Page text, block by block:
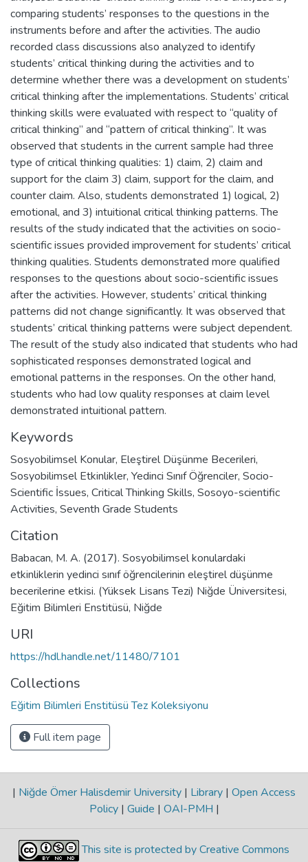
comparing students’ responses to the questions in the
instruments before and after the activities. The audio
recorded class discussions also analyzed to identify
students’ critical thinking during the activities and to
determine whether there was a development on students’
critical thinking after the implementations. Students’ critical
thinking skills were evaluated with respect to “quality of
critical thinking” and “pattern of critical thinking”. It was
observed that students in the current sample had three
type of critical thinking qualities: 1) claim, 2) claim and
support for the claim 3) claim, support for the claim, and
counter claim. Also, students demonstrated 1) logical, 2)
emotional, and 3) intuitional critical thinking patterns. The
results of the study indicated that the activities on socio-
scientific issues provided improvement for students’ critical
thinking qualities. Students demonstrated more qualified
responses to the questions about socio-scientific issues
after the activities. However, students’ critical thinking
patterns did not change significantly. It was observed that
students’ critical thinking patterns were subject dependent.
The result of the study also indicated that students who had
sophisticated responses demonstrated logical and
emotional patterns in the responses. On the other hand,
students who had low quality responses at claim level
demonstrated intuitional pattern.
Keywords
Sosyobilimsel Konular, Eleştirel Düşünme Becerileri,
Sosyobilimsel Etkinlikler, Yedinci Sınıf Öğrenciler, Socio-
Scientific İssues, Critical Thinking Skills, Sosoyo-scientific
Activities, Seventh Grade Students
Citation
Babacan, M. A. (2017). Sosyobilimsel konulardaki
etkinliklerin yedinci sınıf öğrencilerinin eleştirel düşünme
becerilerine etkisi. (Yüksek Lisans Tezi) Niğde Üniversitesi,
Eğitim Bilimleri Enstitüsü, Niğde
URI
https://hdl.handle.net/11480/7101
Collections
Eğitim Bilimleri Enstitüsü Tez Koleksiyonu
Full item page
| Niğde Ömer Halisdemir University | Library | Open Access
Policy | Guide | OAI-PMH |
This site is protected by Creative Commons